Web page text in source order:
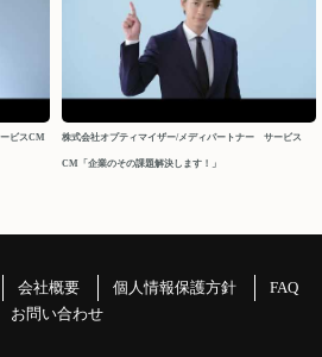
ーを何卒よろしくお願いいたしま
ト
内申し上げます。
ビスCM 株式会社オプティマイザー/メディパートナー サービス
CM「企業のその課題解決します！」
会社概要 個人情報保護方針
FAQ
お問い合わせ